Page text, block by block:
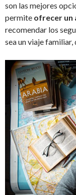
son las mejores
permite ofrecer un
recomendar los
sea un viaje